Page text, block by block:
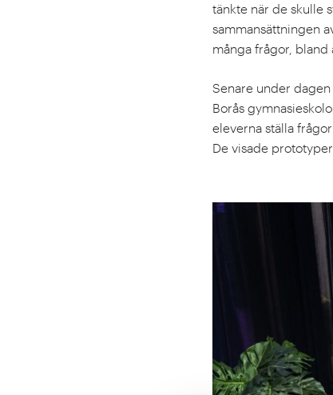
tänkte när de skulle
sammansättningen
många frågor, bland
Senare under
Borås
eleverna ställa
De visade